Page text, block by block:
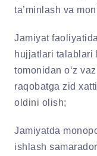
ta’minlash va
Jamiyat
hujjatlari talablari
tomonidan o‘z
raqobatga zid
oldini olish;
Jamiyatda
ishlash